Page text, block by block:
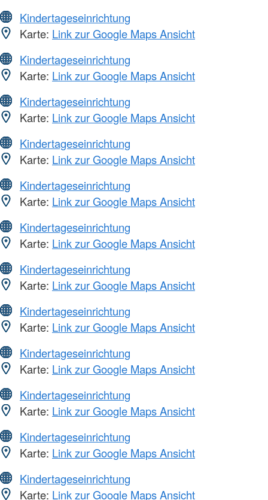
Kindertageseinrichtung
Karte: Link zur Google Maps Ansicht
Kindertageseinrichtung
Karte: Link zur Google Maps Ansicht
Kindertageseinrichtung
Karte: Link zur Google Maps Ansicht
Kindertageseinrichtung
Karte: Link zur Google Maps Ansicht
Kindertageseinrichtung
Karte: Link zur Google Maps Ansicht
Kindertageseinrichtung
Karte: Link zur Google Maps Ansicht
Kindertageseinrichtung
Karte: Link zur Google Maps Ansicht
Kindertageseinrichtung
Karte: Link zur Google Maps Ansicht
Kindertageseinrichtung
Karte: Link zur Google Maps Ansicht
Kindertageseinrichtung
Karte: Link zur Google Maps Ansicht
Kindertageseinrichtung
Karte: Link zur Google Maps Ansicht
Kindertageseinrichtung
Karte: Link zur Google Maps Ansicht